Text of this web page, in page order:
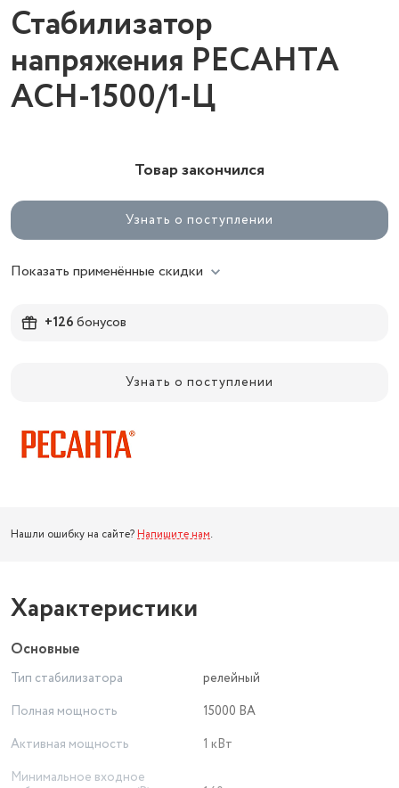
Стабилизатор
напряжения РЕСАНТА
ACH-1500/1-Ц
Товар закончился
Узнать о поступлении
Показать применённые скидки
+126бонусов
Узнать о поступлении
Нашли ошибку на сайте? Напишите нам.
Характеристики
Основные
Тип стабилизатора
релейный
Полная мощность
15000 ВА
Активная мощность
1 кВт
Минимальное входное